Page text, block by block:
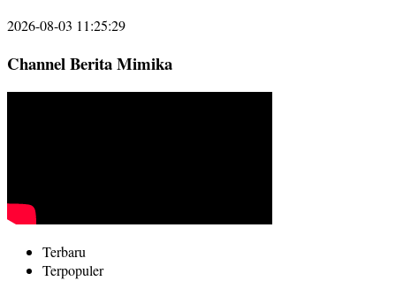
2026-08-03 11:25:29
Channel Berita Mimika
Terbaru
Terpopuler